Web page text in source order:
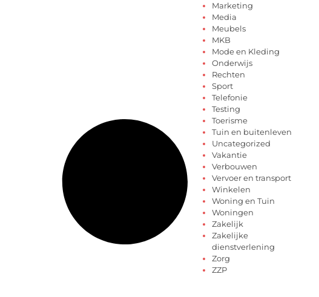
Marketing
Media
Meubels
MKB
Mode en Kleding
Onderwijs
Rechten
Sport
Telefonie
Testing
Toerisme
Tuin en buitenleven
Uncategorized
Vakantie
Verbouwen
Vervoer en transport
Winkelen
Woning en Tuin
Woningen
Zakelijk
Zakelijke
dienstverlening
Zorg
ZZP